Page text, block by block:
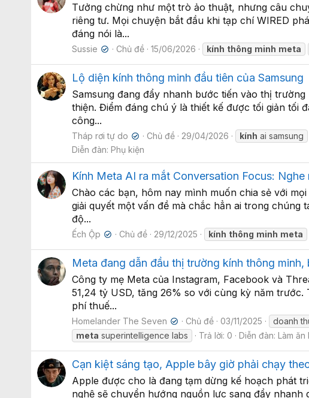
Tưởng chừng như một trò ảo thuật, nhưng câu
riêng tư. Mọi chuyện bắt đầu khi tạp chí WIRED
đáng nói là...
Sussie ✔ Chủ đề 15/06/2026 kính thông minh meta
Lộ diện kính thông minh đầu tiên của Samsung
Samsung đang đẩy nhanh bước tiến vào thị
thiện. Điểm đáng chú ý là thiết kế được tối giản tối
công...
Tháp rơi tự do ✔ Chủ đề 29/04/2026 kính ai samsung
Diễn đàn: Phụ kiện
Kính Meta AI ra mắt Conversation Focus:
Chào các bạn, hôm nay mình muốn chia sẻ với
giải quyết một vấn đề mà chắc hẳn ai trong chúng
độ...
Ếch Ộp ✔ Chủ đề 29/12/2025 kính thông minh meta
Meta đang dẫn đầu thị trường kính thông
Công ty mẹ Meta của Instagram, Facebook và
51,24 tỷ USD, tăng 26% so với cùng kỳ năm
phí thuế...
Homelander The Seven ✔ Chủ đề 03/11/2025 doanh
meta superintelligence labs Trả lời: 0 Diễn đàn: Làm ăn
Cạn kiệt sáng tạo, Apple bây giờ phải chạy
Apple được cho là đang tạm dừng kế hoạch phát
nghệ sẽ chuyển hướng nguồn lực sang đẩy